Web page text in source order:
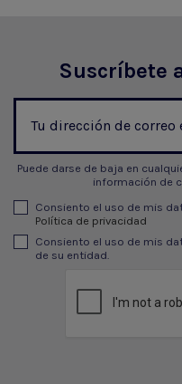
Suscríbete
Puede darse de baja en
información de
Consiento el uso de mis
Política de privacidad
Consiento el uso de mis
de su entidad.